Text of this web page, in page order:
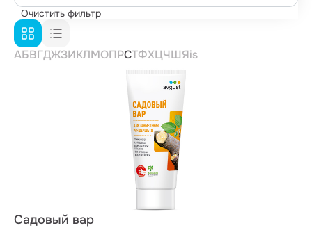
Очистить фильтр
АБВГДЖЗИКЛМОПРСТФХЦЧШЯis
Садовый вар